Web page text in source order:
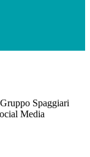
Spaggiari
Media